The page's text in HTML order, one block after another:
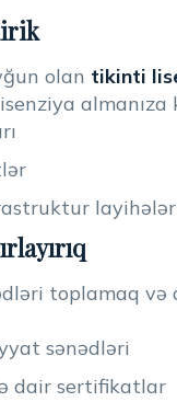
olan tikinti
almanıza
toplamaq
sənədləri
dair sertifikatlar